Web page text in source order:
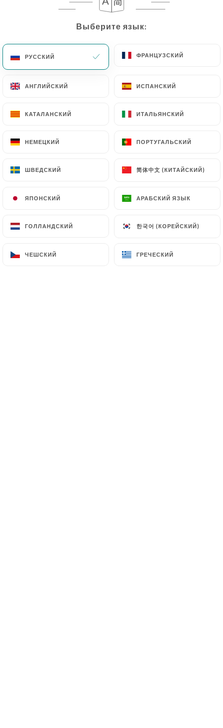
Выберите язык:
РУССКИЙ ФРАНЦУЗСКИЙ
АНГЛИЙСКИЙ ИСПАНСКИЙ
КАТАЛАНСКИЙ ИТАЛЬЯНСКИЙ
НЕМЕЦКИЙ ПОРТУГАЛЬСКИЙ
ШВЕДСКИЙ 简体中文 (КИТАЙСКИЙ)
ЯПОНСКИЙ АРАБСКИЙ ЯЗЫК
ГОЛЛАНДСКИЙ 한국어 (КОРЕЙСКИЙ)
ЧЕШСКИЙ ГРЕЧЕСКИЙ
Выберите язык:
РУССКИЙ ФРАНЦУЗСКИЙ
АНГЛИЙСКИЙ ИСПАНСКИЙ
КАТАЛАНСКИЙ ИТАЛЬЯНСКИЙ
НЕМЕЦКИЙ ПОРТУГАЛЬСКИЙ
ШВЕДСКИЙ 简体中文 (КИТАЙСКИЙ)
ЯПОНСКИЙ АРАБСКИЙ ЯЗЫК
ГОЛЛАНДСКИЙ 한국어 (КОРЕЙСКИЙ)
ЧЕШСКИЙ ГРЕЧЕСКИЙ